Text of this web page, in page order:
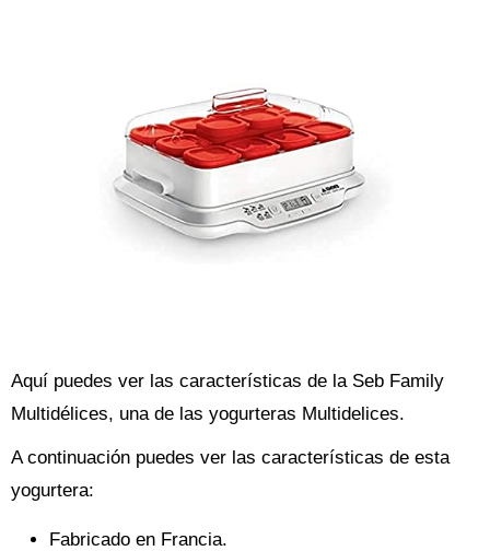
Aquí puedes ver las características de la Seb Family
Multidélices, una de las yogurteras Multidelices.
A continuación puedes ver las características de esta
yogurtera:
Fabricado en Francia.